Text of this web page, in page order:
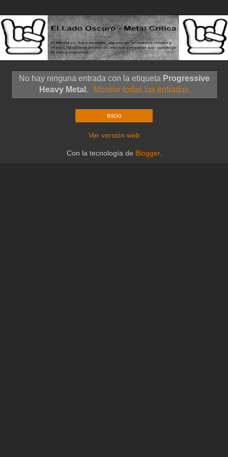
No hay ninguna entrada con la etiqueta Progressive
Heavy Metal . Mostrar todas las entradas
Inicio
Ver versión web
Con la tecnología de Blogger.